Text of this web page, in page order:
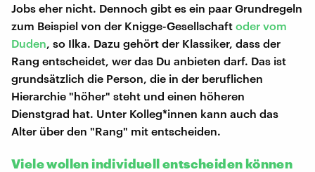
Jobs eher nicht. Dennoch gibt es ein paar Grundregeln
zum Beispiel von der Knigge-Gesellschaft oder vom
Duden , so Ilka. Dazu gehört der Klassiker, dass der
Rang entscheidet, wer das Du anbieten darf. Das ist
grundsätzlich die Person, die in der beruflichen
Hierarchie "höher" steht und einen höheren
Dienstgrad hat. Unter Kolleg*innen kann auch das
Alter über den "Rang" mit entscheiden.
Viele wollen individuell entscheiden können